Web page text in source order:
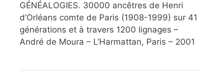
GÉNÉALOGIES. 30000 ancêtres de Henri
d’Orléans comte de Paris (1908-1999) sur 41
générations et à travers 1200 lignages –
André de Moura – L’Harmattan, Paris – 2001